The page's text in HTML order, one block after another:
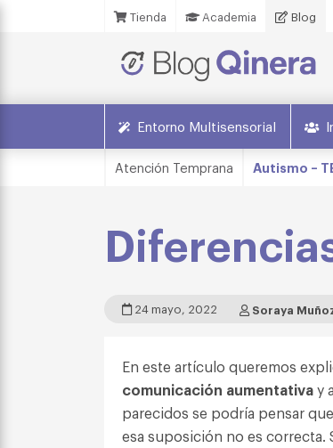
Tienda Academia Blog
Entorno Multisensorial
Atención Temprana Autismo –
24 mayo, 2022 Soraya
En este artículo queremos
comunicación aumentativay
parecidos se podría pensar
esa suposición no es correcta.